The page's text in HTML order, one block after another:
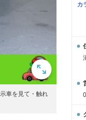
車を見て・触れ
カ